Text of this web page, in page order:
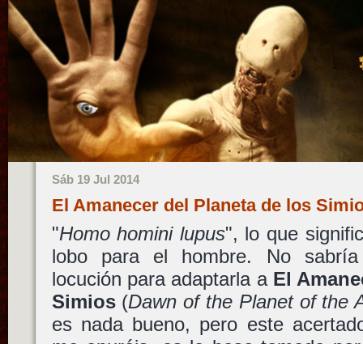
Sáb 19 Jul 2014
El Amanecer del Planeta de los
"Homo homini lupus", lo que
lobo para el hombre. No
locución para adaptarla a El
Simios(Dawn of the Planet of the
es nada bueno, pero este